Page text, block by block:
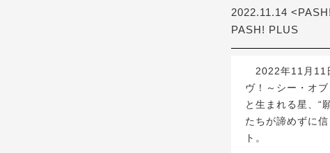
2022.11.14
PASH! PLUS
2022年11月11
ヴ！～シー・オ
と生まれる星、“
たちが諦めずに
ト。